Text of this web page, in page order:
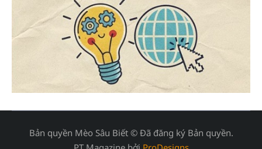
Bản quyền Mèo Sâu Biết © Đã đăng ký Bản quyền.